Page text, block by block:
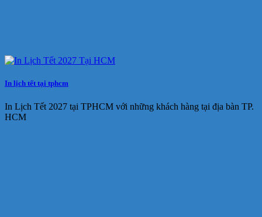
In lịch tết tại tphcm
In Lịch Tết 2027 tại TPHCM với những khách hàng tại địa bàn TP.
HCM